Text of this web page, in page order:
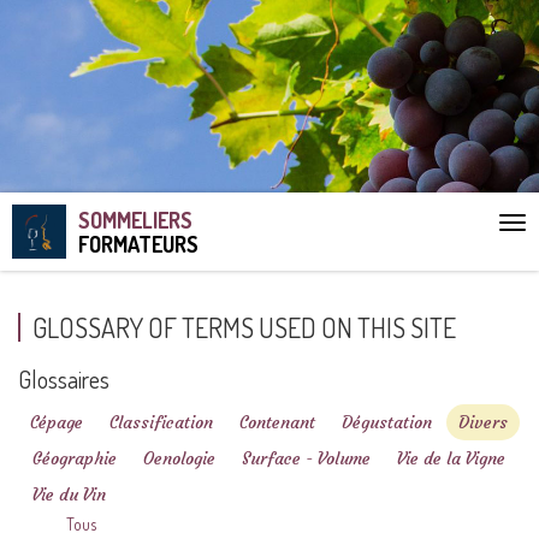
SOMMELIERS
FORMATEURS
GLOSSARY OF TERMS USED ON THIS SITE
Glossaires
Cépage Classification Contenant Dégustation
Divers
Géographie
Oenologie Surface - Volume
Vie de la Vigne
Vie du Vin
Tous